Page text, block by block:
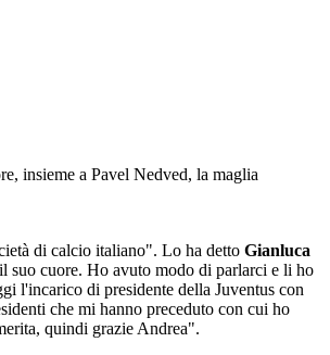
insieme a Pavel Nedved, la maglia
di calcio italiano". Lo ha detto Gianluca
suo cuore. Ho avuto modo di parlarci e li ho
l'incarico di presidente della Juventus con
che mi hanno preceduto con cui ho
quindi grazie Andrea".